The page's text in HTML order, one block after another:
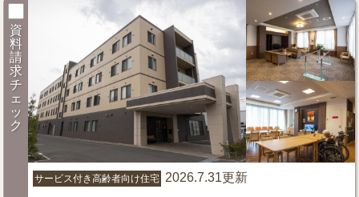
資
料
請
求
チ
ェ
ッ
ク
サービス付き高齢者向け住宅 2026.7.31更新